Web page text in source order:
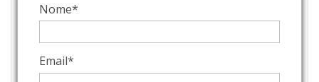
Nome*
Email*